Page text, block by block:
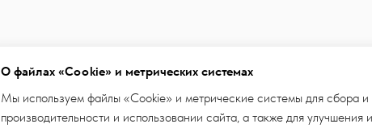
О файлах «Cookie» и метрических системах
Мы используем файлы «Cookie» и метрические системы для сбора
производительности и использовании сайта, а также для улучшения